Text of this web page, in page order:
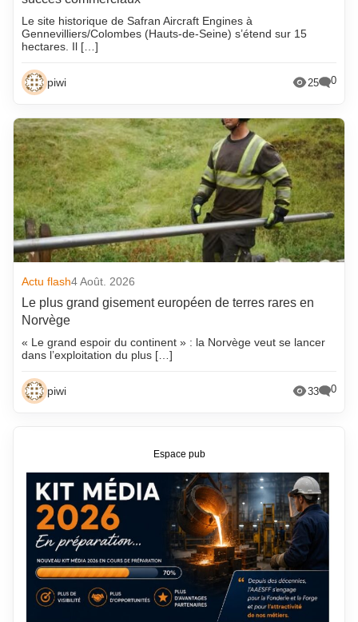
Le site historique de Safran Aircraft Engines à
Gennevilliers/Colombes (Hauts-de-Seine) s’étend sur 15
hectares. Il […]
piwi 25 0
Actu flash4 Août. 2026
Le plus grand gisement européen de terres rares en
Norvège
« Le grand espoir du continent » : la Norvège veut se lancer
dans l’exploitation du plus […]
piwi 33 0
Espace pub